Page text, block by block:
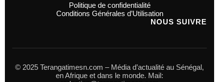
Politique de confidentialité
Conditions Générales d’Utilisation
NOUS SUIVRE
© 2025 Terangatimesn.com – Média d’actualité au Sénégal,
en Afrique et dans le monde. Mail: